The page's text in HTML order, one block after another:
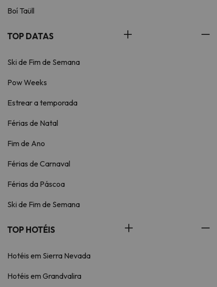
Boí Taüll
TOP DATAS
Ski de Fim de Semana
Pow Weeks
Estrear a temporada
Férias de Natal
Fim de Ano
Férias de Carnaval
Férias da Páscoa
Ski de Fim de Semana
TOP HOTÉIS
Hotéis em Sierra Nevada
Hotéis em Grandvalira